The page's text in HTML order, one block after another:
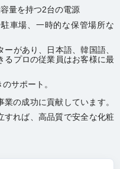
量を持つ2台の電源
車場、一時的な保管場所な
があり、日本語、韓国語、
るプロの従業員はお客様に最
サポート。
の成功に貢献しています。
すれば、高品質で安全な化粧